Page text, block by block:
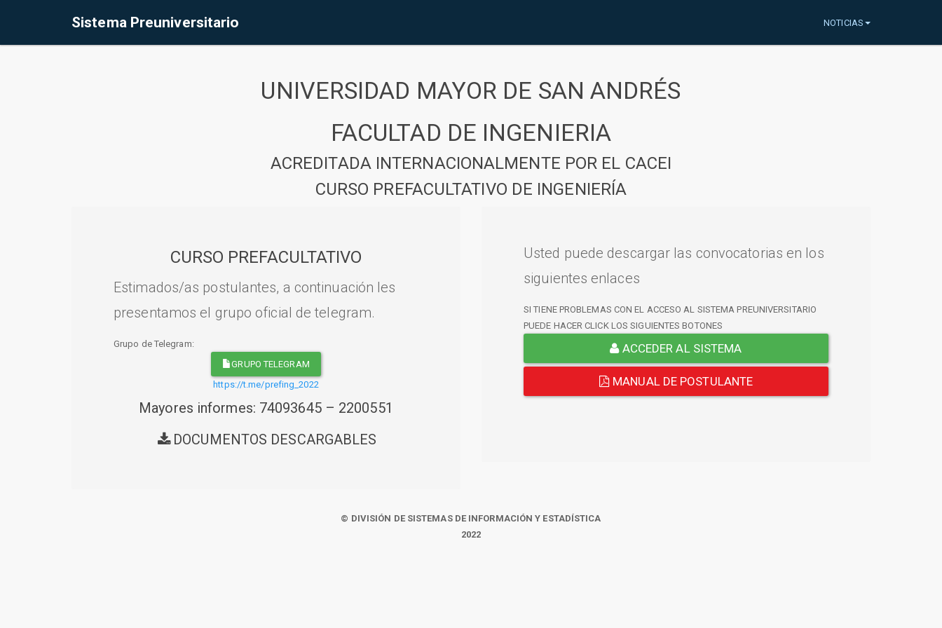
Sistema Preuniversitario NOTICIAS
UNIVERSIDAD MAYOR DE SAN ANDRÉS
FACULTAD DE INGENIERIA
ACREDITADA INTERNACIONALMENTE POR EL CACEI
CURSO PREFACULTATIVO DE INGENIERÍA
CURSO PREFACULTATIVO
Estimados/as postulantes, a continuación les
presentamos el grupo oficial de telegram.
Grupo de Telegram:
GRUPO TELEGRAM
https://t.me/prefing_2022
Mayores informes: 74093645 – 2200551
DOCUMENTOS DESCARGABLES
Usted puede descargar las convocatorias en los
siguientes enlaces
SI TIENE PROBLEMAS CON EL ACCESO AL SISTEMA PREUNIVERSITARIO
PUEDE HACER CLICK LOS SIGUIENTES BOTONES
ACCEDER AL SISTEMA
MANUAL DE POSTULANTE
© DIVISIÓN DE SISTEMAS DE INFORMACIÓN Y ESTADÍSTICA
2022